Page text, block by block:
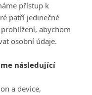
přístup k
patří jedinečné
abychom
osobní údaje.
následující
a device,